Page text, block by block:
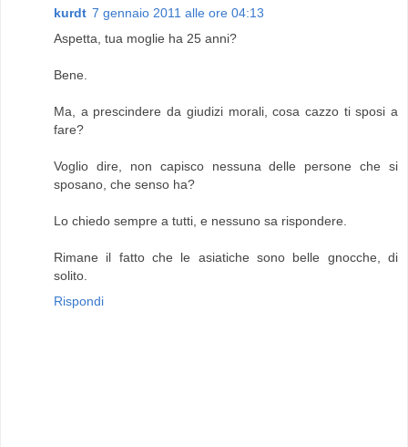
kurdt 7 gennaio 2011 alle ore 04:13
Aspetta, tua moglie ha 25 anni?
Bene.
Ma, a prescindere da giudizi morali, cosa cazzo ti sposi a
fare?
Voglio dire, non capisco nessuna delle persone che si
sposano, che senso ha?
Lo chiedo sempre a tutti, e nessuno sa rispondere.
Rimane il fatto che le asiatiche sono belle gnocche, di
solito.
Rispondi